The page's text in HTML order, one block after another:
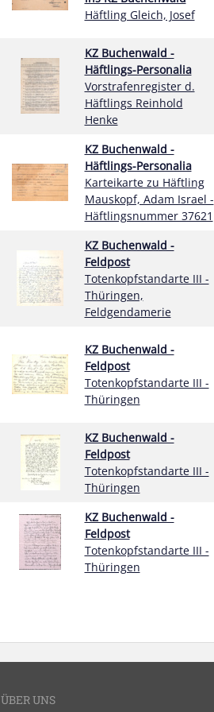
Häftling Gleich, Josef
KZ Buchenwald -
Häftlings-Personalia
Vorstrafenregister d.
Häftlings Reinhold
Henke
KZ Buchenwald -
Häftlings-Personalia
Karteikarte zu Häftling
Mauskopf, Adam Israel -
Häftlingsnummer 37621
KZ Buchenwald -
Feldpost
Totenkopfstandarte III -
Thüringen,
Feldgendamerie
KZ Buchenwald -
Feldpost
Totenkopfstandarte III -
Thüringen
KZ Buchenwald -
Feldpost
Totenkopfstandarte III -
Thüringen
KZ Buchenwald -
Feldpost
Totenkopfstandarte III -
Thüringen
ÜBER UNS